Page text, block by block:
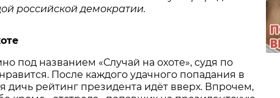
российской демократии.
под названием «Случай на охоте», судя по
После каждого удачного попадания в
дичь рейтинг президента идёт вверх. Впрочем,